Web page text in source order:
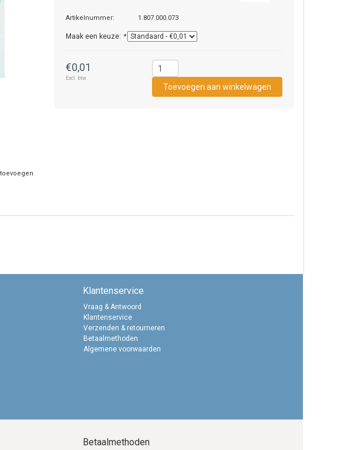
Artikelnummer: 1.807.000.073
Maak een keuze: *
€0,01
Excl. btw
Klantenservice
Vraag & Antwoord
Klantenservice
Verzenden & retourneren
Betaalmethoden
Algemene voorwaarden
Betaalmethoden